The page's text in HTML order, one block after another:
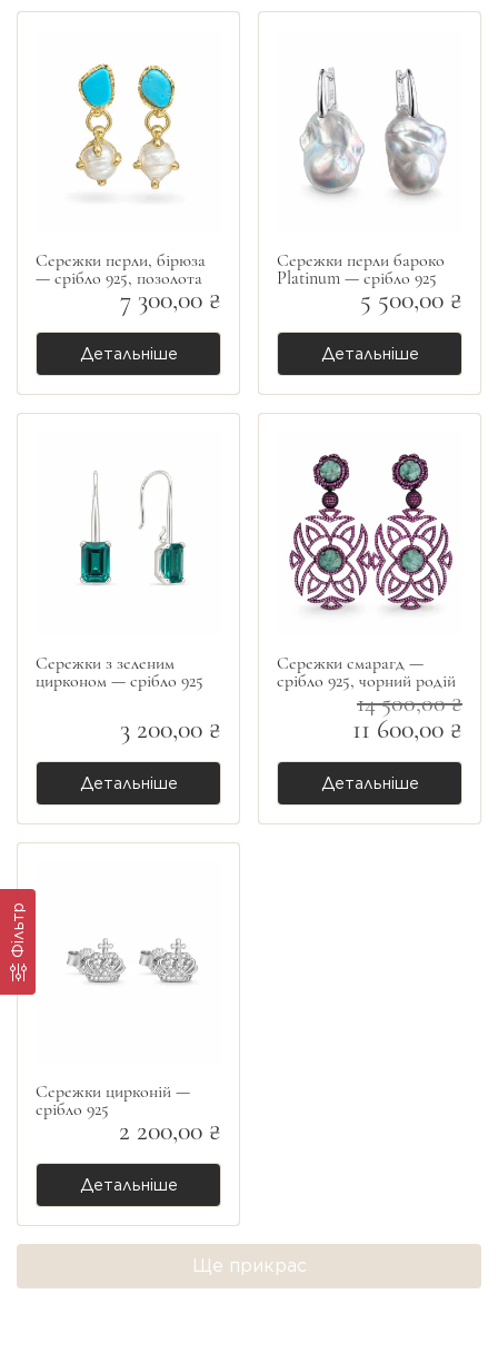
Фільтр
Сережки перли, бірюза
— срібло 925, позолота
7 300,00 ₴
Детальніше
Сережки перли бароко
Platinum — срібло 925
5 500,00 ₴
Детальніше
Сережки з зеленим
цирконом — срібло 925
3 200,00 ₴
Детальніше
Сережки смарагд —
срібло 925, чорний родій
14 500,00 ₴
11 600,00 ₴
Детальніше
Сережки цирконій —
срібло 925
2 200,00 ₴
Детальніше
Ще прикрас